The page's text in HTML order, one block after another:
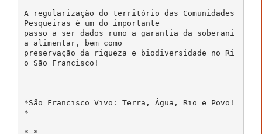
A regularização do território das Comunidades
Pesqueiras é um do importante
passo a ser dados rumo a garantia da soberani
a alimentar, bem como
preservação da riqueza e biodiversidade no Ri
o São Francisco!
*São Francisco Vivo: Terra, Água, Rio e Povo!
*